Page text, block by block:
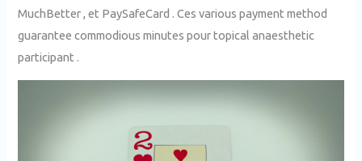
MuchBetter , et PaySafeCard . Ces various payment method
guarantee commodious minutes pour topical anaesthetic
participant .